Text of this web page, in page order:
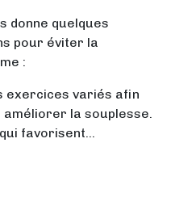
donne quelques
pour éviter la
:
exercices variés afin
la souplesse.
favorisent...